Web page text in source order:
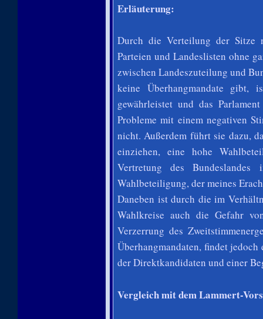
Erläuterung:
Durch die Verteilung der Sitze
Parteien und Landeslisten ohne
zwischen Landeszuteilung und
keine Überhangmandate gibt,
gewährleistet und das
Probleme mit einem negativen
nicht. Außerdem führt sie dazu,
einziehen, eine hohe
Vertretung des
Wahlbeteiligung, der meines
Daneben ist durch die im
Wahlkreise auch die Gefahr
Verzerrung des
Überhangmandaten, findet
der Direktkandidaten und einer
Vergleich mit dem Lammert-